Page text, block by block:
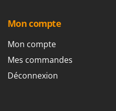
Stiga
Stocker
Sunseeker
Mon compte
Mon compte
Mes commandes
Déconnexion